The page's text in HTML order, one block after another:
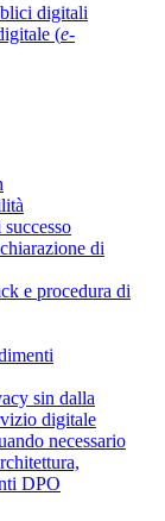
digitali
(e-
di
e procedura di
sin dalla
digitale
necessario
DPO